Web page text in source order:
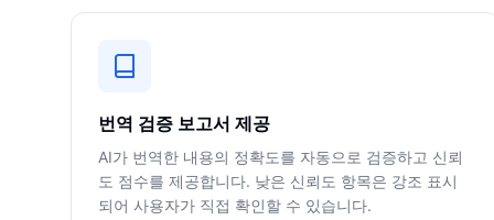
번역 검증 보고서 제공
AI가 번역한 내용의 정확도를 자동으로 검증하고 신뢰
도 점수를 제공합니다. 낮은 신뢰도 항목은 강조 표시
되어 사용자가 직접 확인할 수 있습니다.